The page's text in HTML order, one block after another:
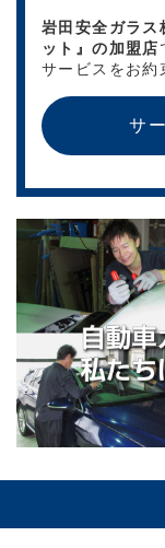
岩田安全ガラス
ット』の加盟店
サービスをお約
サ